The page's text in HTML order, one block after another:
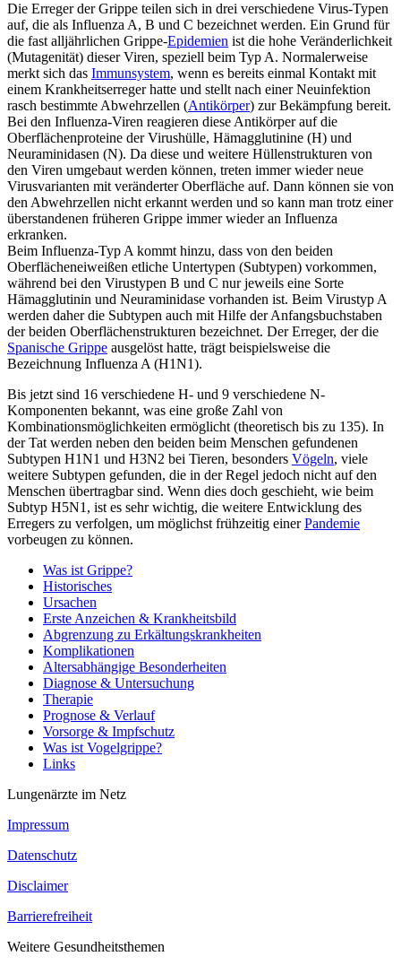
Die Erreger der Grippe teilen sich in drei verschiedene Virus-Typen
auf, die als Influenza A, B und C bezeichnet werden. Ein Grund für
die fast alljährlichen Grippe-Epidemien ist die hohe Veränderlichkeit
(Mutagenität) dieser Viren, speziell beim Typ A. Normalerweise
merkt sich das Immunsystem, wenn es bereits einmal Kontakt mit
einem Krankheitserreger hatte und stellt nach einer Neuinfektion
rasch bestimmte Abwehrzellen (Antikörper) zur Bekämpfung bereit.
Bei den Influenza-Viren reagieren diese Antikörper auf die
Oberflächenproteine der Virushülle, Hämagglutinine (H) und
Neuraminidasen (N). Da diese und weitere Hüllenstrukturen von
den Viren umgebaut werden können, treten immer wieder neue
Virusvarianten mit veränderter Oberfläche auf. Dann können sie von
den Abwehrzellen nicht erkannt werden und so kann man trotz einer
überstandenen früheren Grippe immer wieder an Influenza
erkranken.
Beim Influenza-Typ A kommt hinzu, dass von den beiden
Oberflächeneiweißen etliche Untertypen (Subtypen) vorkommen,
während bei den Virustypen B und C nur jeweils eine Sorte
Hämagglutinin und Neuraminidase vorhanden ist. Beim Virustyp A
werden daher die Subtypen auch mit Hilfe der Anfangsbuchstaben
der beiden Oberflächenstrukturen bezeichnet. Der Erreger, der die
Spanische Grippe ausgelöst hatte, trägt beispielsweise die
Bezeichnung Influenza A (H1N1).
Bis jetzt sind 16 verschiedene H- und 9 verschiedene N-
Komponenten bekannt, was eine große Zahl von
Kombinationsmöglichkeiten ermöglicht (theoretisch bis zu 135). In
der Tat werden neben den beiden beim Menschen gefundenen
Subtypen H1N1 und H3N2 bei Tieren, besonders Vögeln, viele
weitere Subtypen gefunden, die in der Regel jedoch nicht auf den
Menschen übertragbar sind. Wenn dies doch geschieht, wie beim
Subtyp H5N1, ist es sehr wichtig, die weitere Entwicklung des
Erregers zu verfolgen, um möglichst frühzeitig einerPandemie
vorbeugen zu können.
Was ist Grippe?
Historisches
Ursachen
Erste Anzeichen & Krankheitsbild
Abgrenzung zu Erkältungskrankheiten
Komplikationen
Altersabhängige Besonderheiten
Diagnose & Untersuchung
Therapie
Prognose & Verlauf
Vorsorge & Impfschutz
Was ist Vogelgrippe?
Links
Lungenärzte im Netz
Impressum
Datenschutz
Disclaimer
Barrierefreiheit
Weitere Gesundheitsthemen